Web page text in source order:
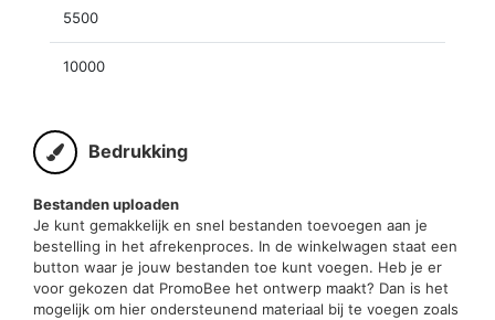
5500
10000
Bedrukking
Bestanden uploaden
Je kunt gemakkelijk en snel bestanden toevoegen aan je
bestelling in het afrekenproces. In de winkelwagen staat een
button waar je jouw bestanden toe kunt voegen. Heb je er
voor gekozen dat PromoBee het ontwerp maakt? Dan is het
mogelijk om hier ondersteunend materiaal bij te voegen zoals